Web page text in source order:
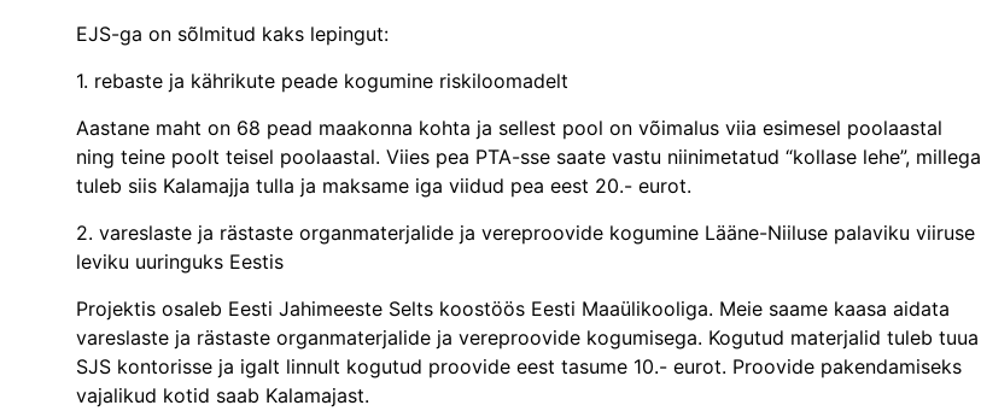
EJS-ga on sõlmitud kaks lepingut:
1. rebaste ja kährikute peade kogumine riskiloomadelt
Aastane maht on 68 pead maakonna kohta ja sellest pool on võimalus viia esimesel poolaastal
ning teine poolt teisel poolaastal. Viies pea PTA-sse saate vastu niinimetatud “kollase lehe”, millega
tuleb siis Kalamajja tulla ja maksame iga viidud pea eest 20.- eurot.
2. vareslaste ja rästaste organmaterjalide ja vereproovide kogumine Lääne-Niiluse palaviku viiruse
leviku uuringuks Eestis
Projektis osaleb Eesti Jahimeeste Selts koostöös Eesti Maaülikooliga. Meie saame kaasa aidata
vareslaste ja rästaste organmaterjalide ja vereproovide kogumisega. Kogutud materjalid tuleb tuua
SJS kontorisse ja igalt linnult kogutud proovide eest tasume 10.- eurot. Proovide pakendamiseks
vajalikud kotid saab Kalamajast.